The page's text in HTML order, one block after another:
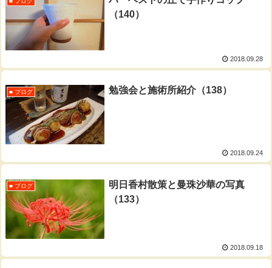
（140）
2018.09.28
■ ブログ 勉強会と施術所紹介（138）
2018.09.24
■ ブログ
明日香村散策と曼珠沙華の写真
（133）
2018.09.18